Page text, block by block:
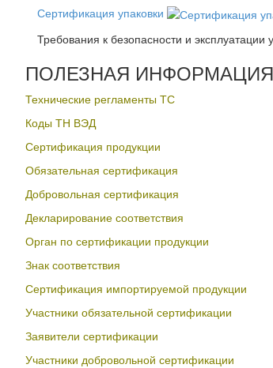
Сертификация упаковки
Требования к безопасности и
ПОЛЕЗНАЯ ИНФОРМАЦИЯ
Технические регламенты ТС
Коды ТН ВЭД
Сертификация продукции
Обязательная сертификация
Добровольная сертификация
Декларирование соответствия
Орган по сертификации продукции
Знак соответствия
Сертификация импортируемой продукции
Участники обязательной сертификации
Заявители сертификации
Участники добровольной сертификации